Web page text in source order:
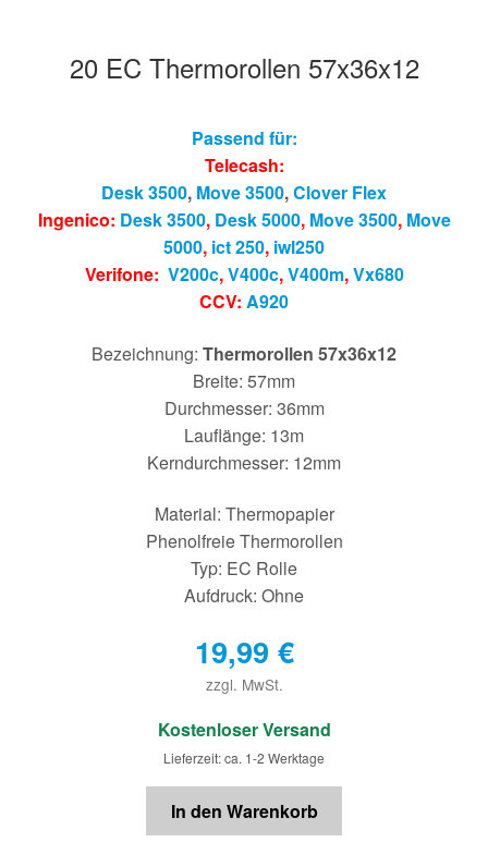
20 EC Thermorollen 57x36x12
Passend für:
Telecash:
Desk 3500, Move 3500,Clover Flex
Ingenico: Desk 3500, Desk 5000, Move 3500, Move
5000, ict 250, iwl250
Verifone: V200c,V400c,V400m,Vx680
CCV: A920
Bezeichnung: Thermorollen 57x36x12
Breite: 57mm
Durchmesser: 36mm
Lauflänge: 13m
Kerndurchmesser: 12mm
Material: Thermopapier
Phenolfreie Thermorollen
Typ: EC Rolle
Aufdruck: Ohne
19,99 €
zzgl. MwSt.
€
Kostenloser Versand
Lieferzeit: ca. 1-2 Werktage
In den Warenkorb